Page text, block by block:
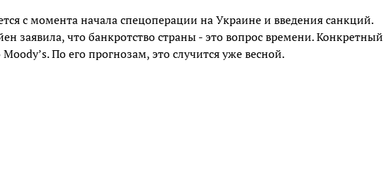
с момента начала спецоперации на Украине и введения санкций.
заявила, что банкротство страны - это вопрос времени. Конкретный
По его прогнозам, это случится уже весной.